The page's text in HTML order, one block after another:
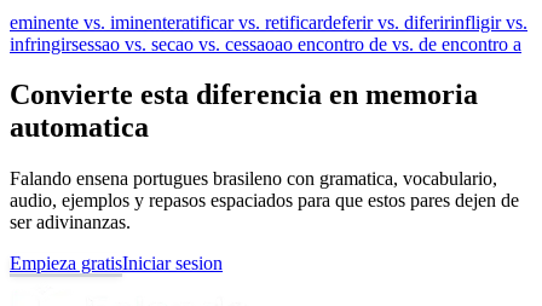
eminente vs. iminenteratificar vs. retificardeferir vs. diferirinfligir vs.
infringirsessao vs. secao vs. cessaoao encontro de vs. de encontro a
Convierte esta diferencia en memoria
automatica
Falando ensena portugues brasileno con gramatica, vocabulario,
audio, ejemplos y repasos espaciados para que estos pares dejen de
ser adivinanzas.
Empieza gratisIniciar sesion